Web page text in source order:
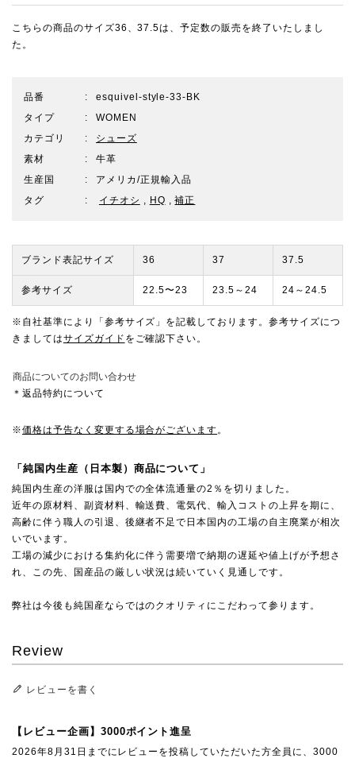
こちらの商品のサイズ36、37.5は、予定数の販売を終了いたしまし
た。
品番
esquivel-style-33-BK
タイプ
WOMEN
カテゴリ
シューズ
素材
牛革
生産国
アメリカ/正規輸入品
タグ
イチオシ , HQ ,補正
ブランド表記サイズ 36 37 37.5
参考サイズ 22.5〜23 23.5～24 24～24.5
※自社基準により「参考サイズ」を記載しております。参考サイズにつ
きましてはサイズガイド をご確認下さい。
商品についてのお問い合わせ
＊返品特約について
※価格は予告なく変更する場合がございます。
「純国内生産（日本製）商品について」
純国内生産の洋服は国内での全体流通量の2％を切りました。
近年の原材料、副資材料、輸送費、電気代、輸入コストの上昇を期に、
高齢に伴う職人の引退、後継者不足で日本国内の工場の自主廃業が相次
いでいます。
工場の減少における集約化に伴う需要増で納期の遅延や値上げが予想さ
れ、この先、国産品の厳しい状況は続いていく見通しです。
弊社は今後も純国産ならではのクオリティにこだわって参ります。
Review
レビューを書く
【レビュー企画】3000ポイント進呈
2026年8月31日までにレビューを投稿していただいた方全員に、3000